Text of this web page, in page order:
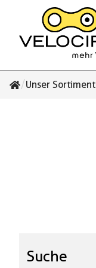
/Unser Sortiment
Suche